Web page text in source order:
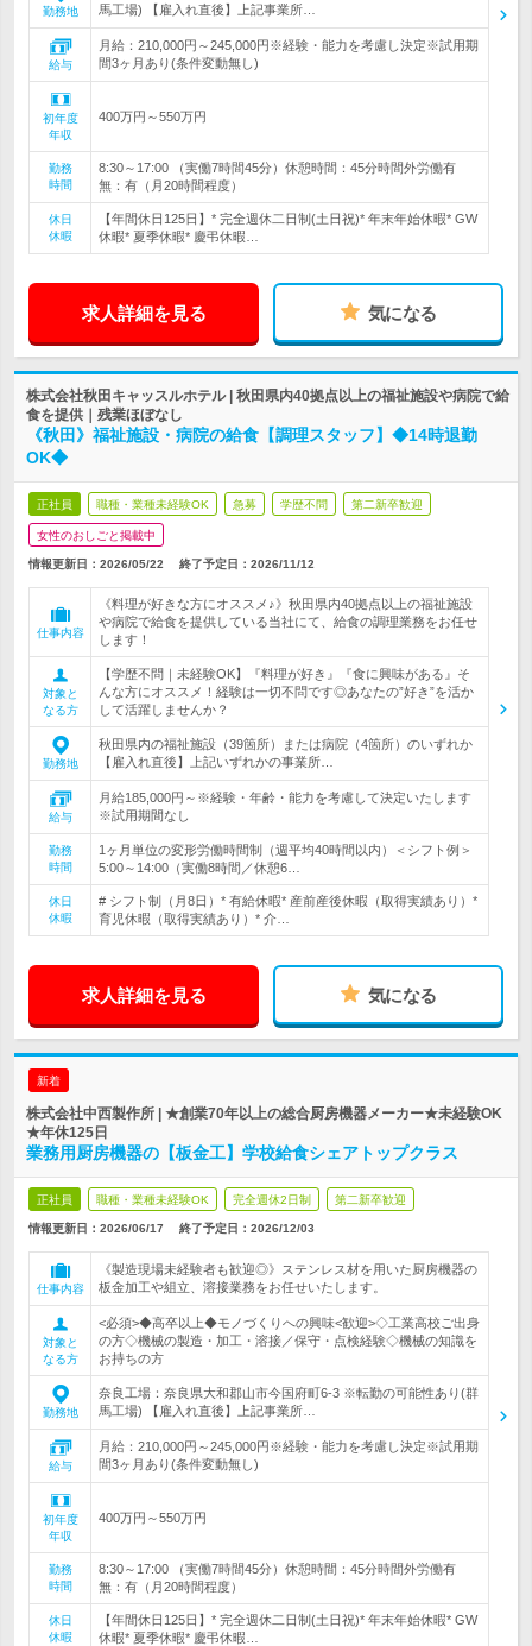
勤務地 馬工場) 【雇入れ直後】上記事業所…
給与
月給：210,000円～245,000円※経験・能力を考慮し決定※試用期
間3ヶ月あり(条件変動無し)
初年度
年収
400万円～550万円
勤務
時間
8:30～17:00 （実働7時間45分）休憩時間：45分時間外労働有
無：有（月20時間程度）
休日
休暇
【年間休日125日】* 完全週休二日制(土日祝)* 年末年始休暇* GW
休暇* 夏季休暇* 慶弔休暇…
求人詳細を見る 気になる
株式会社秋田キャッスルホテル | 秋田県内40拠点以上の福祉施設や病院で給
食を提供｜残業ほぼなし
《秋田》福祉施設・病院の給食【調理スタッフ】◆14時退勤
OK◆
正社員 職種・業種未経験OK 急募 学歴不問 第二新卒歓迎
女性のおしごと掲載中
情報更新日：2026/05/22 終了予定日： 2026/11/12
仕事内容
《料理が好きな方にオススメ♪》秋田県内40拠点以上の福祉施設
や病院で給食を提供している当社にて、給食の調理業務をお任せ
します！
対象と
なる方
【学歴不問｜未経験OK】『料理が好き』『食に興味がある』そ
んな方にオススメ！経験は一切不問です◎あなたの”好き”を活か
して活躍しませんか？
勤務地
秋田県内の福祉施設（39箇所）または病院（4箇所）のいずれか
【雇入れ直後】上記いずれかの事業所…
給与
月給185,000円～※経験・年齢・能力を考慮して決定いたします
※試用期間なし
勤務
時間
1ヶ月単位の変形労働時間制（週平均40時間以内）＜シフト例＞
5:00～14:00（実働8時間／休憩6…
休日
休暇
# シフト制（月8日）* 有給休暇* 産前産後休暇（取得実績あり）*
育児休暇（取得実績あり）* 介…
求人詳細を見る 気になる
新着
株式会社中西製作所 | ★創業70年以上の総合厨房機器メーカー★未経験OK
★年休125日
業務用厨房機器の【板金工】学校給食シェアトップクラス
正社員 職種・業種未経験OK 完全週休2日制 第二新卒歓迎
情報更新日：2026/06/17 終了予定日： 2026/12/03
仕事内容
《製造現場未経験者も歓迎◎》ステンレス材を用いた厨房機器の
板金加工や組立、溶接業務をお任せいたします。
対象と
なる方
<必須>◆高卒以上◆モノづくりへの興味<歓迎>◇工業高校ご出身
の方◇機械の製造・加工・溶接／保守・点検経験◇機械の知識を
お持ちの方
勤務地
奈良工場：奈良県大和郡山市今国府町6-3 ※転勤の可能性あり(群
馬工場) 【雇入れ直後】上記事業所…
給与
月給：210,000円～245,000円※経験・能力を考慮し決定※試用期
間3ヶ月あり(条件変動無し)
初年度
年収
400万円～550万円
勤務
時間
8:30～17:00 （実働7時間45分）休憩時間：45分時間外労働有
無：有（月20時間程度）
休日
休暇
【年間休日125日】* 完全週休二日制(土日祝)* 年末年始休暇* GW
休暇* 夏季休暇* 慶弔休暇…